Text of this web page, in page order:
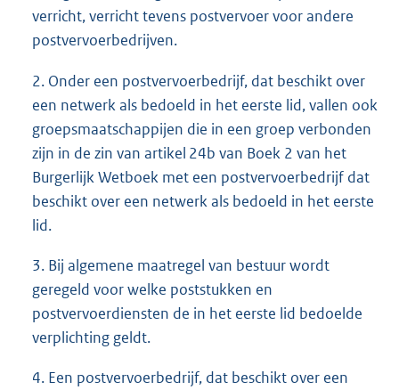
verricht, verricht tevens postvervoer voor andere
postvervoerbedrijven.
2. Onder een postvervoerbedrijf, dat beschikt over
een netwerk als bedoeld in het eerste lid, vallen ook
groepsmaatschappijen die in een groep verbonden
zijn in de zin van artikel 24b van Boek 2 van het
Burgerlijk Wetboek met een postvervoerbedrijf dat
beschikt over een netwerk als bedoeld in het eerste
lid.
3. Bij algemene maatregel van bestuur wordt
geregeld voor welke poststukken en
postvervoerdiensten de in het eerste lid bedoelde
verplichting geldt.
4. Een postvervoerbedrijf, dat beschikt over een